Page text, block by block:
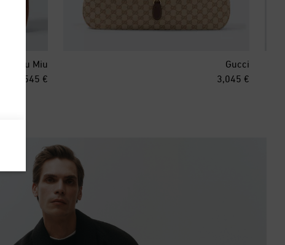
Miu Miu
€ 3,545
original price
Gucci
€ 3,045
original price